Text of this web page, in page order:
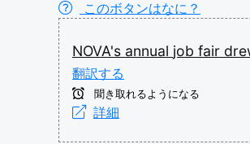
このボタンはなに？
NOVA's annual job fair
翻訳する
聞き取れるようになる
詳細